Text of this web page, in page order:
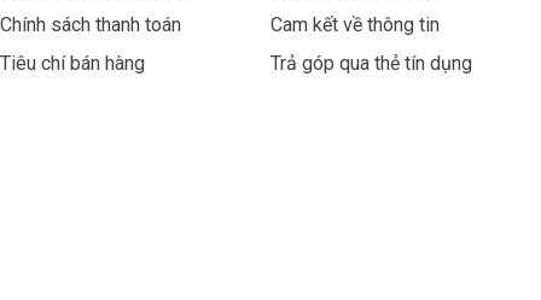
Chính sách thanh toán
Tiêu chí bán hàng
Cam kết về thông tin
Trả góp qua thẻ tín dụng